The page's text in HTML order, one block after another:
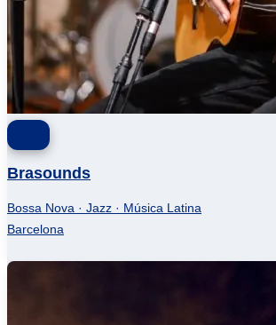
Brasounds
Bossa Nova · Jazz · Música Latina
Barcelona